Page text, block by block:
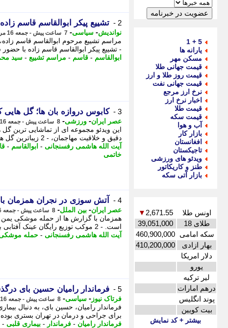
5 + 1
یارانه ها
مسکن مهر
قیمت جهانی طلا
قیمت روز طلا و ارز
قیمت جهانی نفت
نرخ ارز مرجع
اخبار نرخ ارز
قیمت طلا
قیمت سکه
آب و هوا
بازار کار
افغانستان
تاجیکستان
ویدئو های ورزشی
طنز و کاریکاتور
بازار آتی سکه
اونس طلا 2,671.55
▼
طلای 18
39,051,000
سکه امامی 460,900,000
بهار ازادی
410,200,000
دلار امریکا
یورو
لیر ترکیه
درهم امارات
پوند انگلیس
بیت کویین
بیشتر + کد نمایش
2 - تشییع پیکر ابوالقاسم قاسم
نواندیش- سیاسی- 7 ساعت پیش - جمعه 16 مرداد 1405، 14:31
- تشییع پیکر ابوالقاسم قاسم زاده با
ابوالقاسم - قاسم - مراسم تشییع - سید
3 - کابوس دروازه بان ها؛ گل
عصر ایران- ورزشی- 8 ساعت پیش - جمعه 16 مرداد 1405، 13:55
این ویدئو مجموعه ای از تماشایی ترین
دقیق و خلاقیت مهاجمان، - 2 زیباترین گل های لیونل مسی که هرگز برنده جایزه ...
آیت الله هاشمی رفسنجانی - ابوالقاسم -
خاتمی
4 - آتش سوزی در نجران همزمان
عصر ایران- بین الملل- 8 ساعت پیش - جمعه 16 مرداد 1405، 13:40
همزمان با گزارش ها از حمله موشکی
است. - 2 موکب توزیع رایگان عینک آفتابی برای زائران اربعین حضور محمدجواد ظریف ...
آیت الله هاشمی رفسنجانی - حمله
5 - فرماندار رامیان حسین بای
فرتاک نیوز - سیاسی- 8 ساعت پیش - جمعه 16 مرداد 1405، 13:35
فرماندار رامیان، حسین بای، به دنبال
برای جراحی و درمان در تهران بستری
فرماندار رامیان - فرماندار - بیماری قلبی -